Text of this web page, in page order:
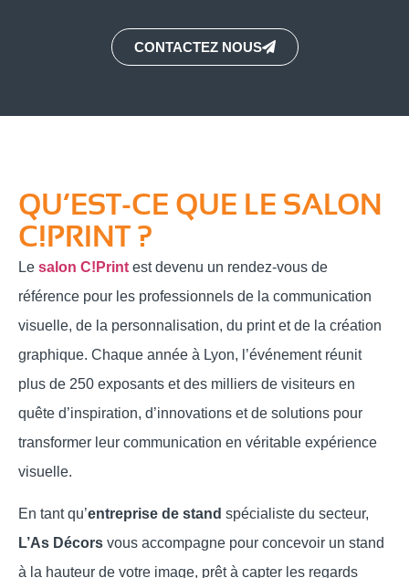
CONTACTEZ NOUS
QU’EST-CE QUE LE SALON
C!PRINT ?
Le salon C!Print est devenu un rendez-vous de
référence pour les professionnels de la communication
visuelle, de la personnalisation, du print et de la création
graphique. Chaque année à Lyon, l’événement réunit
plus de 250 exposants et des milliers de visiteurs en
quête d’inspiration, d’innovations et de solutions pour
transformer leur communication en véritable expérience
visuelle.
En tant qu’entreprise de stand spécialiste du secteur,
L’As Décors vous accompagne pour concevoir un stand
à la hauteur de votre image, prêt à capter les regards